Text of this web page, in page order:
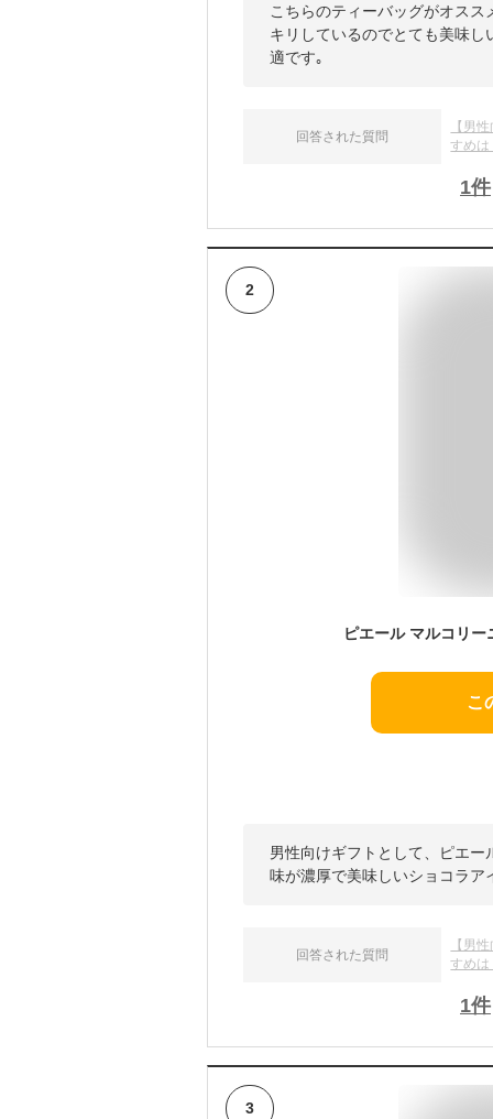
こちらのティーバッグがオス
キリしているのでとても美味
適です｡
回答された質問
【男
すめは
1件
2
こ
男性向けギフトとして、ピエ
味が濃厚で美味しいショコラ
回答された質問
【男
すめは
1件
3